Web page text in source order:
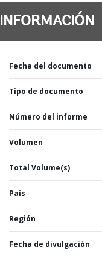
INFORMACIÓN
Fecha del documento
Tipo de documento
Número del informe
Volumen
Total Volume(s)
País
Región
Fecha de divulgación